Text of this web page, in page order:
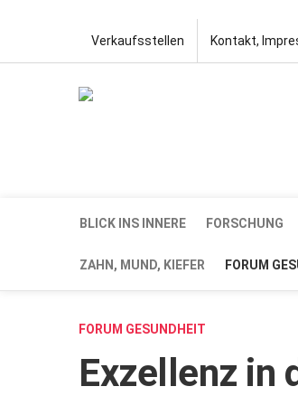
Verkaufsstellen Kontakt,
BLICK INS INNERE FORSCHUNG
ZAHN, MUND, KIEFER FORUM
FORUM GESUNDHEIT
Exzellenz in